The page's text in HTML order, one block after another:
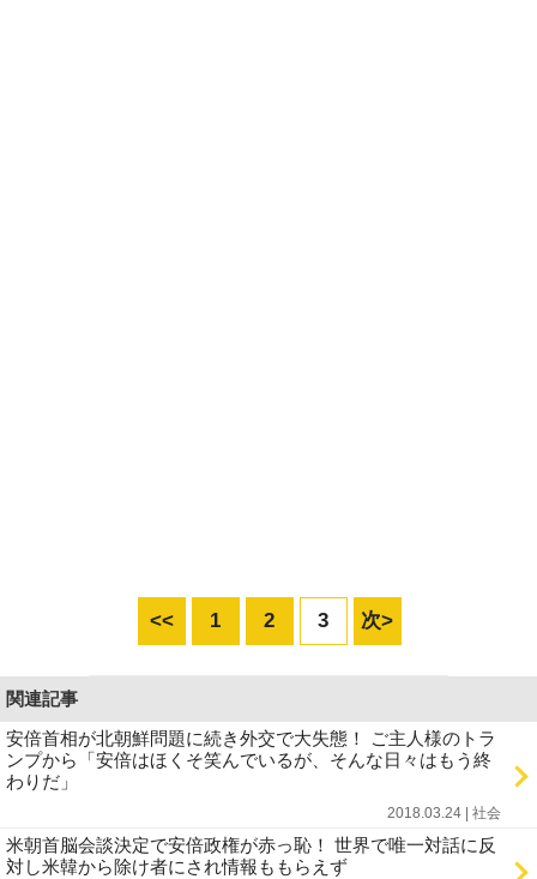
<< 1 2 3 次>
関連記事
安倍首相が北朝鮮問題に続き外交で大失態！ ご主人様のトラ
ンプから「安倍はほくそ笑んでいるが、そんな日々はもう終
わりだ」
2018.03.24 | 社会
米朝首脳会談決定で安倍政権が赤っ恥！ 世界で唯一対話に反
対し米韓から除け者にされ情報ももらえず